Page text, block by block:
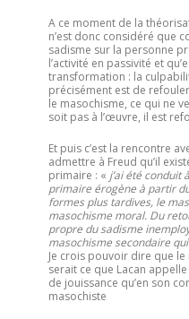
A ce moment de la
n’est donc considéré que
sadisme sur la personne
l’activité en passivité et
transformation : la
précisément est de
le masochisme, ce qui ne
soit pas à l’œuvre, il est
Et puis c’est la rencontre
admettre à Freud qu’il
primaire : « j’ai été conduit
primaire érogène à partir
formes plus tardives, le
masochisme moral. Du
propre du sadisme
masochisme secondaire
Je crois pouvoir dire que
serait ce que Lacan
de jouissance qu’en son
masochiste